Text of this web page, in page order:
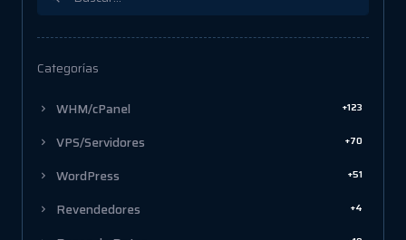
Categorías
WHM/cPanel +123
VPS/Servidores +70
WordPress +51
Revendedores +4